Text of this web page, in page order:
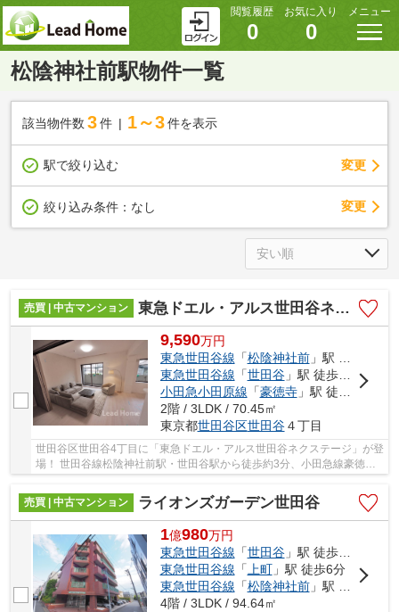
閲覧履歴
0
お気に入り
0
メニュー
松陰神社前駅物件一覧
該当物件数 3件 1～3 件を表示
駅で絞り込む 変更
絞り込み条件： なし 変更
売買 | 中古マンション 東急ドエル・アルス世田谷ネクステージ
9,590万円
東急世田谷線 「松陰神社前」駅 徒歩3分
東急世田谷線 「世田谷」駅 徒歩3分
小田急小田原線 「豪徳寺」駅 徒歩21分
2階 / 3LDK / 70.45㎡
東京都世田谷区世田谷４丁目
世田谷区世田谷4丁目に「東急ドエル・アルス世田谷ネクステージ」が登
場！ 世田谷線松陰神社前駅・世田谷駅から徒歩約3分、小田急線豪徳寺
売買 | 中古マンション
ライオンズガーデン世田谷
1億980万円
東急世田谷線 「世田谷」駅 徒歩5分
東急世田谷線 「 上町」駅 徒歩6分
東急世田谷線 「松陰神社前」駅 徒歩11分
4階 / 3LDK / 94.64㎡